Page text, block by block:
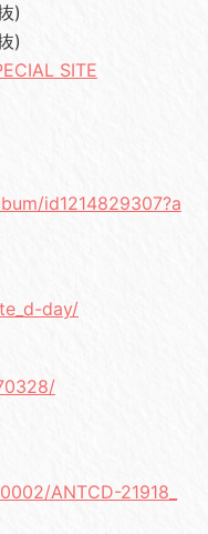
)
)
SITE
id1214829307?a
day/
ANTCD-21918_